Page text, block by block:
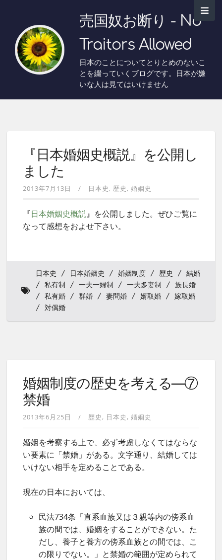
売国奴お断り - No
Traitors Allowed
日本のことについてとりとめのないこ
とを綴っていくブログです。日本が嫌
いな人は見てはいけません
『日本婚姻史概説』を公開し
ました
2013年7月13日 日本史 歴史 婚姻史
『日本婚姻史概説』を公開しました。ぜひご覧に
なって感想をおよせ下さい。
日本史 日本婚姻史 婚姻制度 歴史
結婚
私有制
一夫一婦制 一夫多妻制
族長婚
私有婚
群婚 妻問婚 婿取婚
嫁取婚
対偶婚
婚姻制度の歴史を考える—⑦
禁婚
2013年6月25日 歴史 日本史 婚姻史
婚姻を考察する上で、必ず考慮しなくてはならな
い要素に「禁婚」がある。文字通り、結婚しては
いけない相手を定めることである。
現在の日本においては、
民法734条「直系血族又は３親等内の傍系血
族の間では、婚姻をすることができない。た
だし、養子と養方の傍系血族との間では、こ
の限りでない。」と禁婚の範囲が定められて